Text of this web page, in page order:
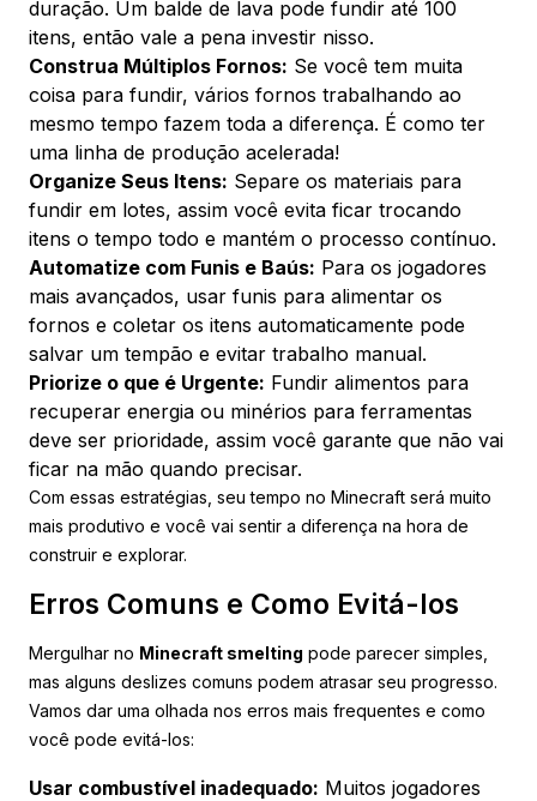
duração. Um balde de lava pode fundir até 100
itens, então vale a pena investir nisso.
Construa Múltiplos Fornos: Se você tem muita
coisa para fundir, vários fornos trabalhando ao
mesmo tempo fazem toda a diferença. É como ter
uma linha de produção acelerada!
Organize Seus Itens: Separe os materiais para
fundir em lotes, assim você evita ficar trocando
itens o tempo todo e mantém o processo contínuo.
Automatize com Funis e Baús: Para os jogadores
mais avançados, usar funis para alimentar os
fornos e coletar os itens automaticamente pode
salvar um tempão e evitar trabalho manual.
Priorize o que é Urgente: Fundir alimentos para
recuperar energia ou minérios para ferramentas
deve ser prioridade, assim você garante que não vai
ficar na mão quando precisar.
Com essas estratégias, seu tempo no Minecraft será muito
mais produtivo e você vai sentir a diferença na hora de
construir e explorar.
Erros Comuns e Como Evitá-los
Mergulhar no Minecraft smelting pode parecer simples,
mas alguns deslizes comuns podem atrasar seu progresso.
Vamos dar uma olhada nos erros mais frequentes e como
você pode evitá-los:
Usar combustível inadequado: Muitos jogadores